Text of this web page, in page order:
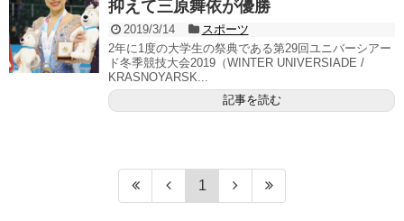
抑えて三原舞依が優勝
2019/3/14
スポーツ
2年に1度の大学生の祭典である第29回ユニバーシアー
ド冬季競技大会2019（WINTER UNIVERSIADE /
KRASNOYARSK...
記事を読む
1